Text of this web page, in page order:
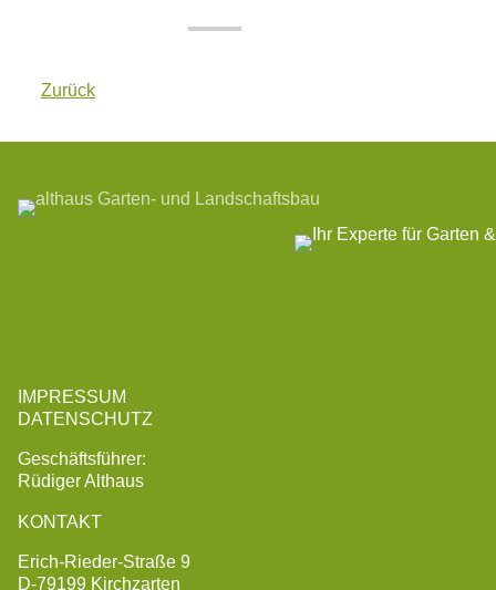
Zurück
IMPRESSUM
DATENSCHUTZ
Geschäftsführer:
Rüdiger Althaus
KONTAKT
Erich-Rieder-Straße 9
D-79199 Kirchzarten